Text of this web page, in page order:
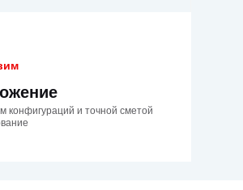
конфигураций и точной сметой